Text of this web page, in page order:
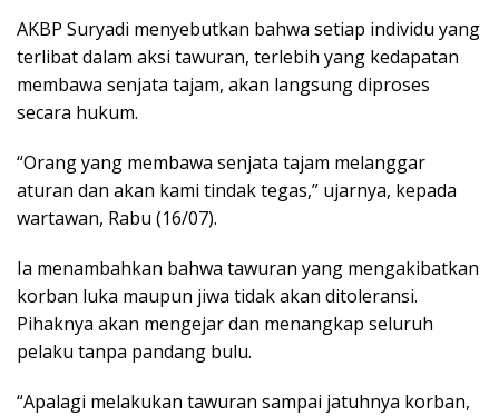
AKBP Suryadi menyebutkan bahwa setiap individu yang
terlibat dalam aksi tawuran, terlebih yang kedapatan
membawa senjata tajam, akan langsung diproses
secara hukum.
“Orang yang membawa senjata tajam melanggar
aturan dan akan kami tindak tegas,” ujarnya, kepada
wartawan, Rabu (16/07).
Ia menambahkan bahwa tawuran yang mengakibatkan
korban luka maupun jiwa tidak akan ditoleransi.
Pihaknya akan mengejar dan menangkap seluruh
pelaku tanpa pandang bulu.
“Apalagi melakukan tawuran sampai jatuhnya korban,